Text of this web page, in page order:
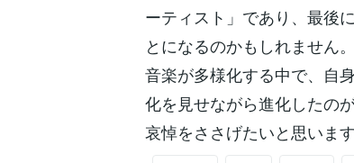
ーティスト」であり、最後
とになるのかもしれません。
音楽が多様化する中で、自
化を見せながら進化したの
哀悼をささげたいと思いま